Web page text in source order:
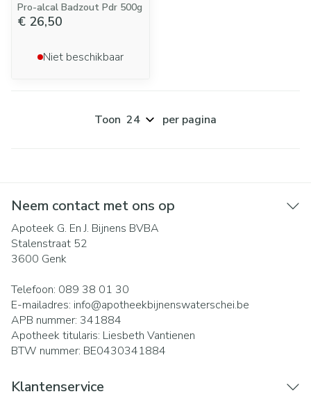
Pro-alcal Badzout Pdr 500g
€ 26,50
Niet beschikbaar
Toon per pagina
Neem contact met ons op
Apoteek G. En J. Bijnens BVBA
Stalenstraat 52
3600 Genk
Telefoon: 089 38 01 30
E-mailadres: info@apotheekbijnenswaterschei.be
APB nummer: 341884
Apotheek titularis: Liesbeth Vantienen
BTW nummer: BE0430341884
Klantenservice